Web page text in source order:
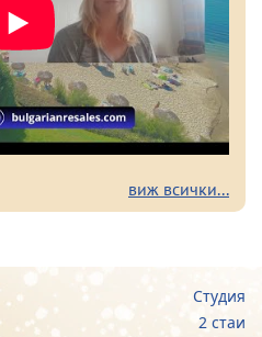
виж всички...
Студия
2 стаи